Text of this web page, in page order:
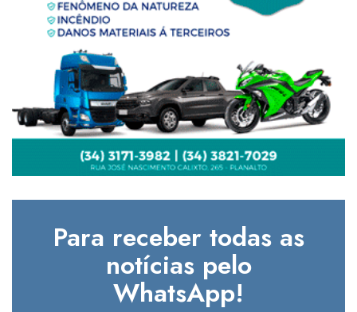
Para receber todas as
notícias pelo
WhatsApp!